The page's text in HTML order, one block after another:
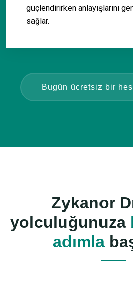
güçlendirirken anlayışlarını
sağlar.
Bugün ücretsiz bir
Zykanor
yolculuğunuza
adımla